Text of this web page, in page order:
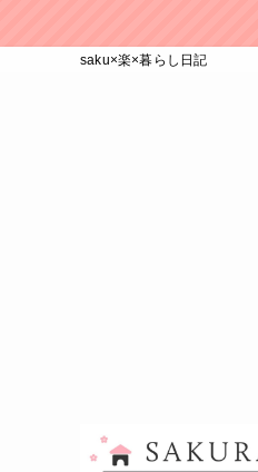
saku×楽×暮らし日記